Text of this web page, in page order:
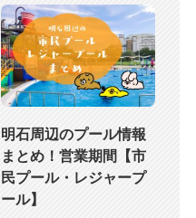
明石周辺のプール情報
まとめ！営業期間【市
民プール・レジャープ
ール】